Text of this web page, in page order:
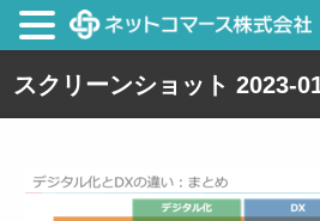
スクリーンショット 2023-